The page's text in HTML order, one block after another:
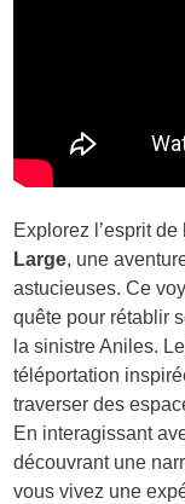
Explorez l’esprit
Large, une
astucieuses. Ce
quête pour rétablir
la sinistre Aniles.
téléportation
traverser des
En interagissant
découvrant une
vous vivez une